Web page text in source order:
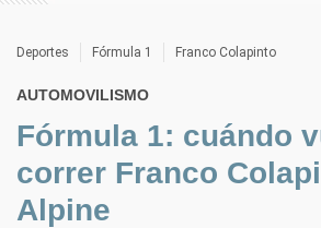
Deportes Fórmula 1 Franco Colapinto
AUTOMOVILISMO
Fórmula 1: cuándo
correr Franco
Alpine